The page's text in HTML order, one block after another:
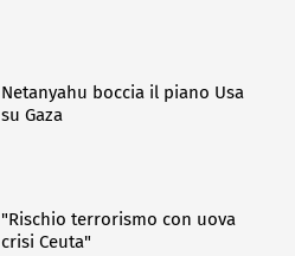
Netanyahu boccia il piano Usa
su Gaza
"Rischio terrorismo con uova
crisi Ceuta"